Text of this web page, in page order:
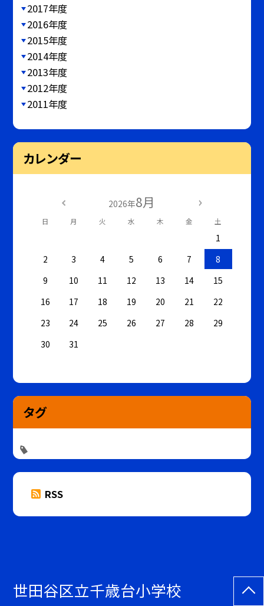
2017年度
2016年度
2015年度
2014年度
2013年度
2012年度
2011年度
カレンダー
2026年8月
日 月 火 水 木 金 土
1
2
3 4 5 6 7
8
9
10 11 12 13 14
15
16
17 18 19 20 21
22
23
24 25 26 27 28
29
30
31
タグ
RSS
世田谷区立千歳台小学校